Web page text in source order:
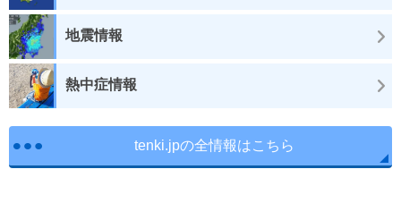
地震情報
熱中症情報
tenki.jpの全情報はこちら